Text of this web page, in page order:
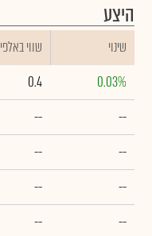
היצע
שינוי ₪ שווי באלפי
0.03%
0.4
--
--
--
--
--
--
--
--